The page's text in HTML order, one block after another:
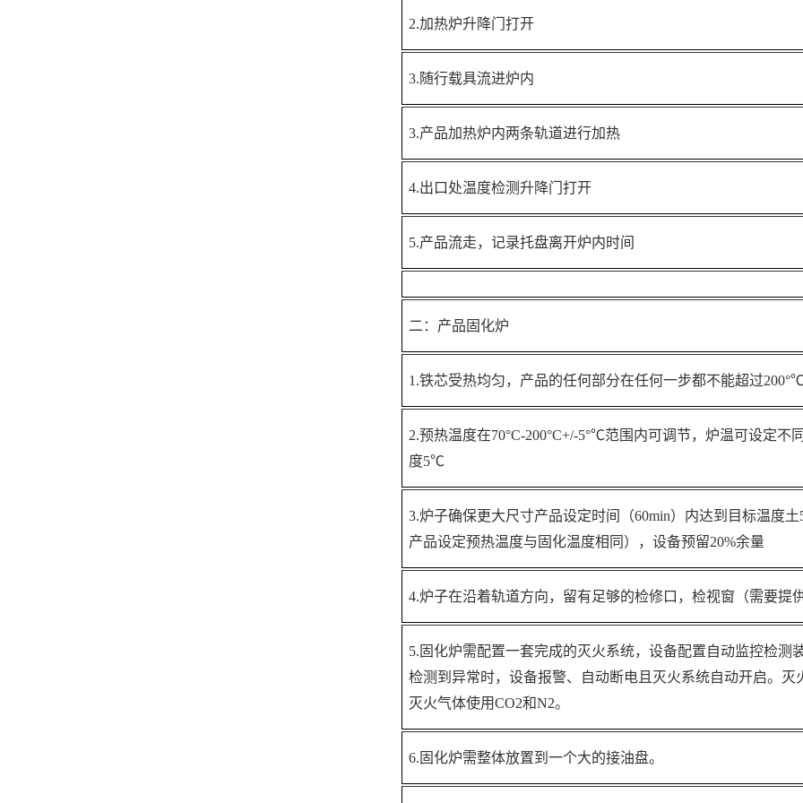
2.加热炉升降门打开
3.随行载具流进炉内
3.产品加热炉内两条轨道进行加热
4.出口处温度检测升降门打开
5.产品流走，记录托盘离开炉内时间
二：产品固化炉
1.铁芯受热均匀，产品的任何部分在任何一步都不能超过
2.预热温度在70°C-200°C+/-5°℃范围内可调节，炉温可设定
度5℃
3.炉子确保更大尺寸产品设定时间（60min）内达到目标温度
产品设定预热温度与固化温度相同），设备预留20%余量
4.炉子在沿着轨道方向，留有足够的检修口，检视窗（需要提
5.固化炉需配置一套完成的灭火系统，设备配置自动监控检测
检测到异常时，设备报警、自动断电且灭火系统自动开启。灭
灭火气体使用CO2和N2。
6.固化炉需整体放置到一个大的接油盘。